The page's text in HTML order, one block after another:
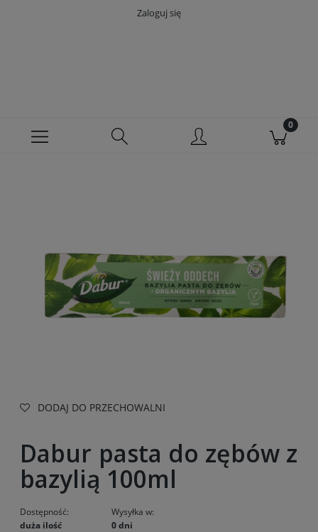
Zaloguj się
DODAJ DO PRZECHOWALNI
Dabur pasta do zębów z
bazylią 100ml
Dostępność:
duża ilość
Wysyłka w:
0 dni